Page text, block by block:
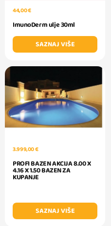
44,00 €
ImunoDerm ulje 30ml
SAZNAJ VIŠE
3.999,00 €
PROFI BAZEN AKCIJA 8.00 X
4.16 X 1.50 BAZEN ZA
KUPANJE
SAZNAJ VIŠE